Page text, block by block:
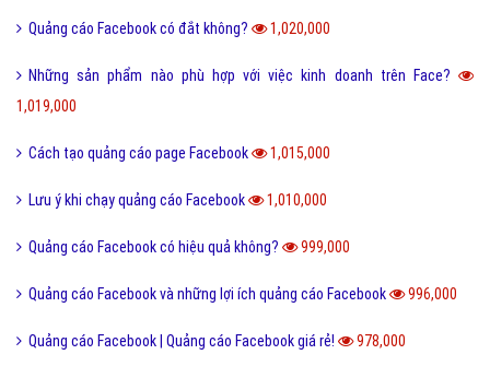
Quảng cáo Facebook có đắt không? 1,020,000
Những sản phẩm nào phù hợp với việc kinh doanh trên Face?
1,019,000
Cách tạo quảng cáo page Facebook 1,015,000
Lưu ý khi chạy quảng cáo Facebook 1,010,000
Quảng cáo Facebook có hiệu quả không? 999,000
Quảng cáo Facebook và những lợi ích quảng cáo Facebook 996,000
Quảng cáo Facebook | Quảng cáo Facebook giá rẻ! 978,000